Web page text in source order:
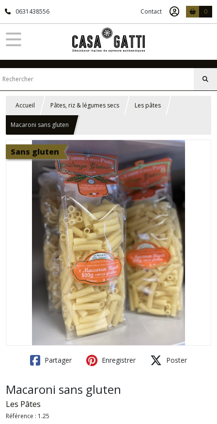
0631438556 Contact 0
Accueil Pâtes, riz & légumes secs Les pâtes
Macaroni sans gluten
Sans gluten
Partager Enregistrer Poster
Macaroni sans gluten
Les Pâtes
Référence : 1.25